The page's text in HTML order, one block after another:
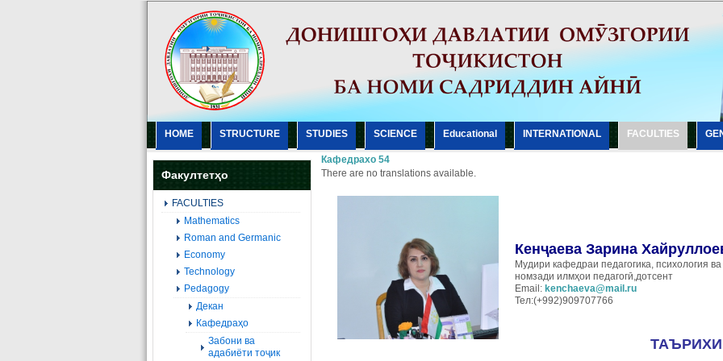
HOME STRUCTURE STUDIES SCIENCE Еducational INTERNATIONAL FACULTIES
Факултетҳо
FACULTIES
Mathematics
Roman and Germanic
Economy
Technology
Pedagogy
Декан
Кафедраҳо
Забони ва
адабиёти тоҷик
Кафедрахо 54
There are no translations available.
Кенҷаева Зарина
Мудири кафедраи педагогика, психология
номзади илмҳои педагогӣ,дотсент
Email: kenchaeva@mail.ru
Тел:(+992)909707766